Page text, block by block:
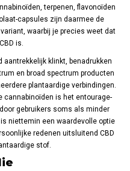
terpenen, flavonoïden
capsules zijn daarmee de
waarbij je precies weet dat
is.
aantrekkelijk klinkt, benadrukken
en broad spectrum producten
plantaardige verbindingen.
cannabinoïden is het entourage-
gebruikers soms als minder
niettemin een waardevolle optie
redenen uitsluitend CBD
stof.